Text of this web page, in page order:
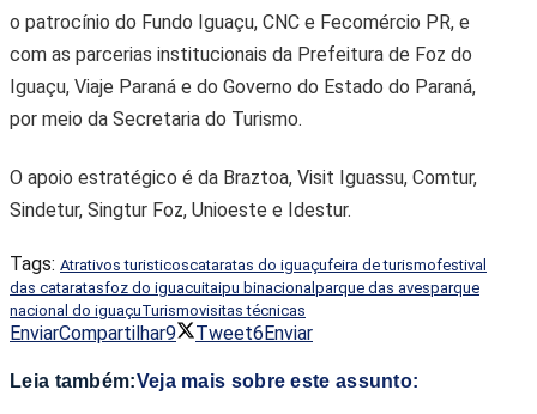
o patrocínio do Fundo Iguaçu, CNC e Fecomércio PR, e
com as parcerias institucionais da Prefeitura de Foz do
Iguaçu, Viaje Paraná e do Governo do Estado do Paraná,
por meio da Secretaria do Turismo.
O apoio estratégico é da Braztoa, Visit Iguassu, Comtur,
Sindetur, Singtur Foz, Unioeste e Idestur.
Tags: Atrativos turisticoscataratas do iguaçufeira de turismofestival
das cataratasfoz do iguacuitaipu binacional parque das avesparque
nacional do iguaçuTurismovisitas técnicas
EnviarCompartilhar9 Tweet6 Enviar
Leia também:Veja mais sobre este assunto: